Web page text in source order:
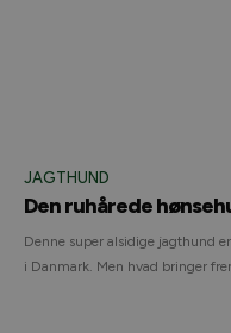
JAGTHUND
Den ruhårede
Denne super alsidige jagthund
i Danmark. Men hvad bringer